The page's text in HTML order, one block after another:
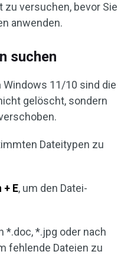
versuchen, bevor Sie
anwenden.
suchen
11/10 sind die
gelöscht, sondern
Dateitypen zu
+ E, um den Datei-
*.doc, *.jpg oder nach
fehlende Dateien zu